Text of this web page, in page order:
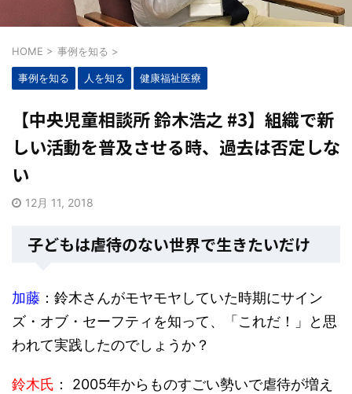
HOME > 事例を知る >
事例を知る 人を知る 健康福祉医療
【中央児童相談所 鈴木浩之 #3】組織で新
しい活動を普及させる時、過去は否定しな
い
12月 11, 2018
子どもは虐待のない世界で生きたいだけ
加藤 ：鈴木さんがモヤモヤしていた時期にサイン
ズ・オブ・セーフティを知って、「これだ！」と思
われて実践したのでしょうか？
鈴木氏 ： 2005年からものすごい勢いで虐待が増え